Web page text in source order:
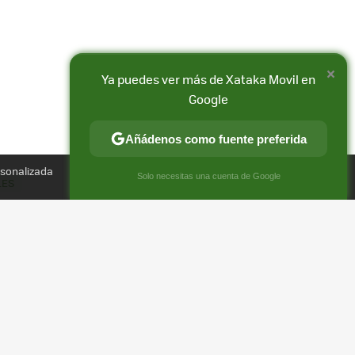
Compartir
FACEBOOK
X
E-
×
Ya puedes ver más de Xataka Movil en
Google
Añádenos como fuente preferida
Solo necesitas una cuenta de Google